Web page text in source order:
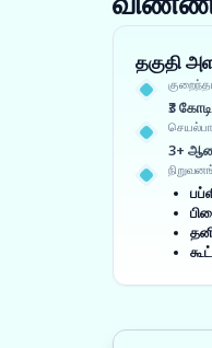
தகுதி
₹3 கோடி
3+